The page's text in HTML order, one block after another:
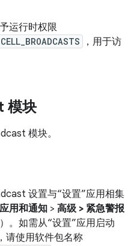
运行时权限
，用于访
模块
模块。
设置与“设置”应用相集
应用和通知 > 高级 > 紧急警报
。如需从“设置”应用启动
请使用软件包名称